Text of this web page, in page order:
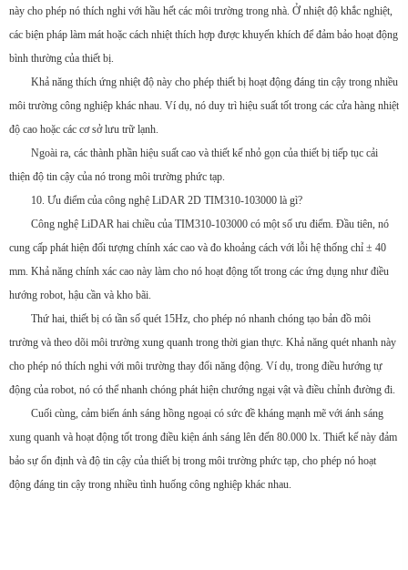
này cho phép nó thích nghi với hầu hết các môi trường trong nhà. Ở nhiệt độ khắc nghiệt,
các biện pháp làm mát hoặc cách nhiệt thích hợp được khuyến khích để đảm bảo hoạt động
bình thường của thiết bị.
Khả năng thích ứng nhiệt độ này cho phép thiết bị hoạt động đáng tin cậy trong nhiều
môi trường công nghiệp khác nhau. Ví dụ, nó duy trì hiệu suất tốt trong các cửa hàng nhiệt
độ cao hoặc các cơ sở lưu trữ lạnh.
Ngoài ra, các thành phần hiệu suất cao và thiết kế nhỏ gọn của thiết bị tiếp tục cải
thiện độ tin cậy của nó trong môi trường phức tạp.
10. Ưu điểm của công nghệ LiDAR 2D TIM310-103000 là gì?
Công nghệ LiDAR hai chiều của TIM310-103000 có một số ưu điểm. Đầu tiên, nó
cung cấp phát hiện đối tượng chính xác cao và đo khoảng cách với lỗi hệ thống chỉ ± 40
mm. Khả năng chính xác cao này làm cho nó hoạt động tốt trong các ứng dụng như điều
hướng robot, hậu cần và kho bãi.
Thứ hai, thiết bị có tần số quét 15Hz, cho phép nó nhanh chóng tạo bản đồ môi
trường và theo dõi môi trường xung quanh trong thời gian thực. Khả năng quét nhanh này
cho phép nó thích nghi với môi trường thay đổi năng động. Ví dụ, trong điều hướng tự
động của robot, nó có thể nhanh chóng phát hiện chướng ngại vật và điều chỉnh đường đi.
Cuối cùng, cảm biến ánh sáng hồng ngoại có sức đề kháng mạnh mẽ với ánh sáng
xung quanh và hoạt động tốt trong điều kiện ánh sáng lên đến 80.000 lx. Thiết kế này đảm
bảo sự ổn định và độ tin cậy của thiết bị trong môi trường phức tạp, cho phép nó hoạt
động đáng tin cậy trong nhiều tình huống công nghiệp khác nhau.